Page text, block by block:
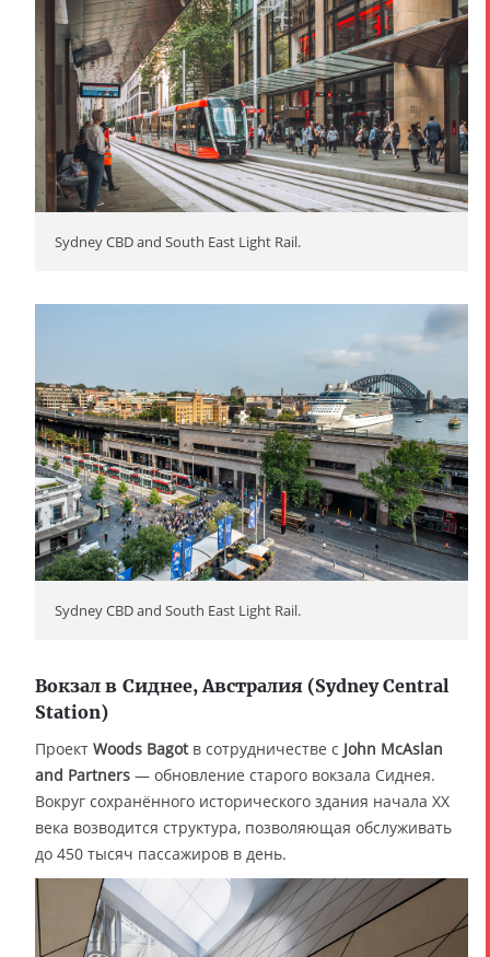
Sydney CBD and South East Light Rail.
Sydney CBD and South East Light Rail.
Вокзал в Сиднее, Австралия (Sydney Central
Station)
Проект Woods Bagotв сотрудничестве с John McAslan
and Partners — обновление старого вокзала Сиднея.
Вокруг сохранённого исторического здания начала XX
века возводится структура, позволяющая обслуживать
до 450 тысяч пассажиров в день.